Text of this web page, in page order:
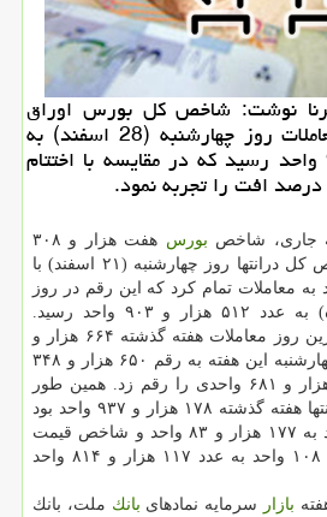
نوشت: شاخص كل بورس اوراق
بهادار تهران درانتها معاملات روز چهارشنبه (28 اسفند) به
عدد 512 هزار و 903 واحد رسید كه در مقایسه با اختتام
جاری، شاخص بورس
هفت هزار و ۳۰۸
واحد كاهش داشت؛ شاخص كل درانتها روز چهارشنبه (۲۱ اسفند) با
هزار و ۲۱۱ واحد به معاملات تمام كرد كه این رقم در روز
چهارشنبه (۲۸ اسفند ماه) به عدد ۵۱۲ هزار و ۹۰۳ واحد رسید.
شاخص آزاد شناور در آخرین روز معاملات هفته گذشته ۶۶۴ هزار و
۲۹ واحد بود كه در روز چهارشنبه این هفته به رقم ۶۵۰ هزار و ۳۴۸
واحد رسید و كاهش ۱۳ هزار و ۶۸۱ واحدی را رقم زد. همین طور
شاخص كل (هم وزن) درانتها هفته گذشته ۱۷۸ هزار و ۹۳۷ واحد بود
كه در هفته جاری این عدد به ۱۷۷ هزار و ۸۳ واحد و شاخص قیمت
(هم وزن) از ۱۱۹ هزار و ۱۰۸ واحد به عدد ۱۱۷ هزار و ۸۱۴ واحد
بازار سرمایه نمادهای بانك ملت، بانك